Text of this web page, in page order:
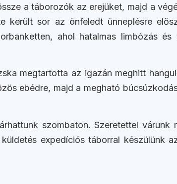
a táborozók az erejüket, majd a
került sor az önfeledt ünneplésre
ahol hatalmas limbózás és
megtartotta az igazán meghitt
ebédre, majd a megható
szombaton. Szeretettel várunk
expedíciós táborral készülünk